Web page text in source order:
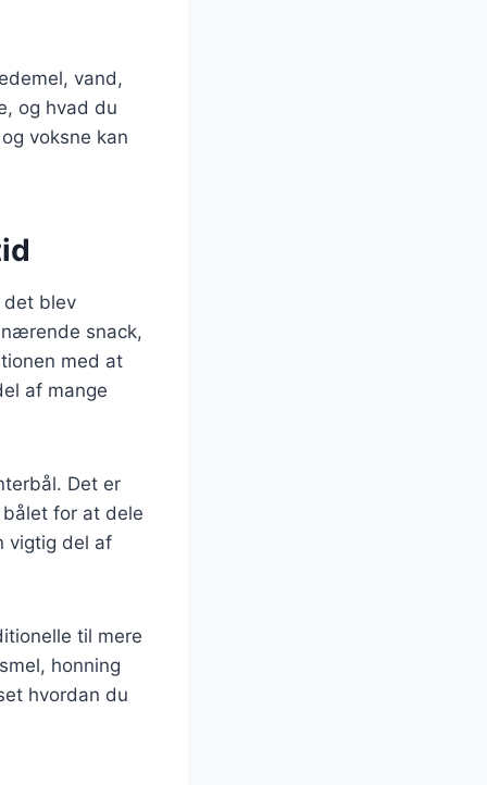
vand,
og hvad du
voksne kan
det blev
snack,
med at
af mange
Det er
for at dele
vigtig del af
til mere
honning
hvordan du